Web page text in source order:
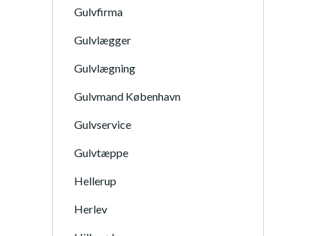
Gulvfirma
Gulvlægger
Gulvlægning
Gulvmand København
Gulvservice
Gulvtæppe
Hellerup
Herlev